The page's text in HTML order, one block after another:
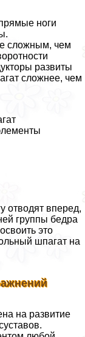
ноги
сложным, чем
развиты
сложнее, чем
отводят вперед,
группы бедра
это
шпагат на
на развитие